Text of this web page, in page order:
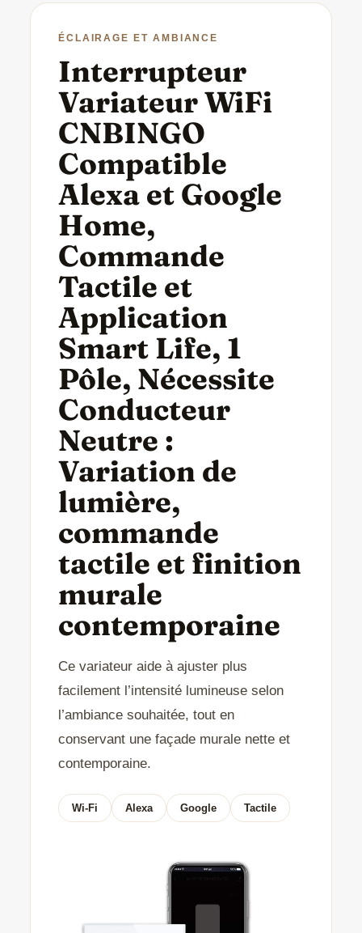
ÉCLAIRAGE ET AMBIANCE
Interrupteur
Variateur WiFi
CNBINGO
Compatible
Alexa et Google
Home,
Commande
Tactile et
Application
Smart Life, 1
Pôle, Nécessite
Conducteur
Neutre :
Variation de
lumière,
commande
tactile et finition
murale
contemporaine
Ce variateur aide à ajuster plus
facilement l’intensité lumineuse selon
l’ambiance souhaitée, tout en
conservant une façade murale nette et
contemporaine.
Wi-Fi Alexa Google Tactile